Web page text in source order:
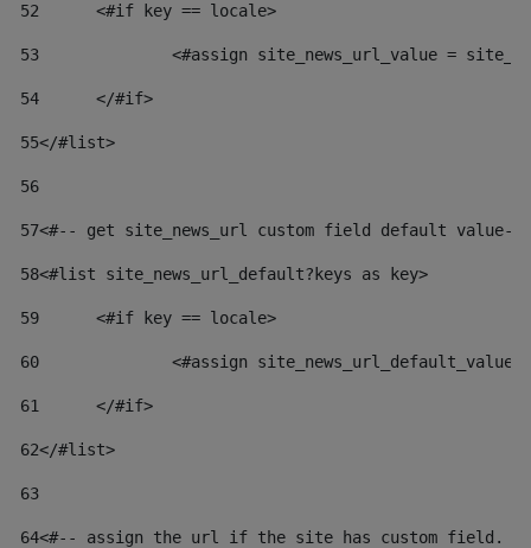
52
	<#if key == locale>
53
<#assign site_news_url_value =
54
	</#if>
55</#list>
56
57<#-- get site_news_url custom field default
58<#list site_news_url_default?keys as key>
59
	<#if key == locale>
60
<#assign
61
	</#if>
62</#list>
63
64<#-- assign the url if the site has custom field.